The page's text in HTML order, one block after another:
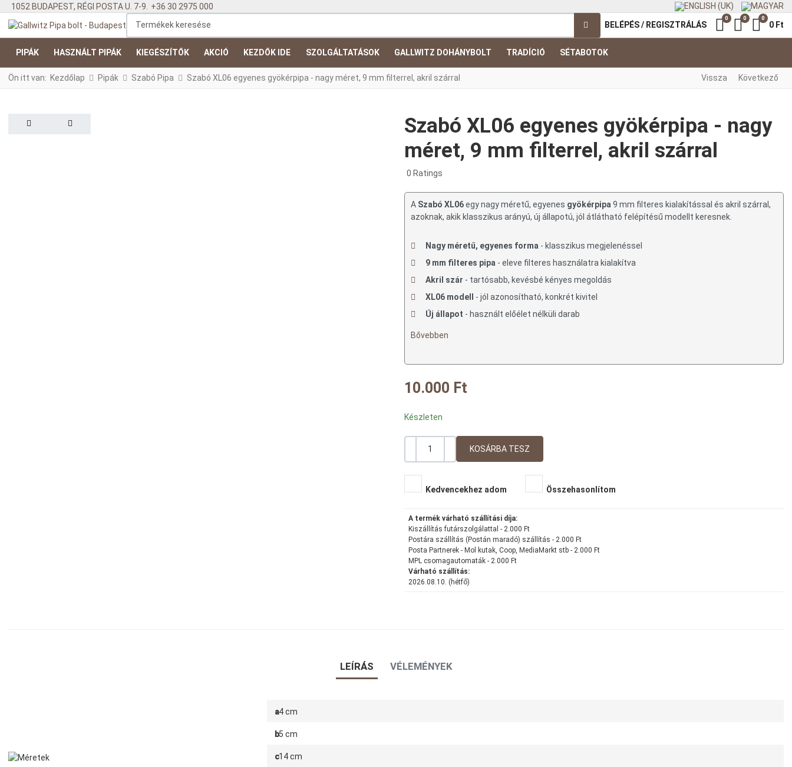
1052 BUDAPEST, RÉGI POSTA U. 7-9.
+36 30 2975 000
BELÉPÉS / REGISZTRÁLÁS Kedvenc
0 0 Kosár
0
0 Ft
PIPÁK HASZNÁLT PIPÁK KIEGÉSZÍTŐK AKCIÓ KEZDŐK IDE SZOLGÁLTATÁSOK GALLWITZ DOHÁNYBOLT TRADÍCIÓ SÉTABOTOK
Ön itt van: Kezdőlap Pipák Szabó Pipa Szabó XL06 egyenes gyökérpipa - nagy méret, 9 mm filterrel, akril szárral Vissza Következő
Szabó XL06 egyenes gyökérpipa - nagy
méret, 9 mm filterrel, akril szárral
0 Ratings
A Szabó XL06egy nagy méretű, egyenes gyökérpipa 9 mm filteres kialakítással és akril szárral,
azoknak, akik klasszikus arányú, új állapotú, jól átlátható felépítésű modellt keresnek.
Nagy méretű, egyenes forma - klasszikus megjelenéssel
9 mm filteres pipa - eleve filteres használatra kialakítva
Akril szár - tartósabb, kevésbé kényes megoldás
XL06 modell
- jól azonosítható, konkrét kivitel
Új állapot - használt előélet nélküli darab
Bővebben
10.000 Ft
Készleten
Mennyiség
Kedvencekhez adom Összehasonlítom
A termék várható szállítási díja:
Kiszállítás futárszolgálattal - 2.000 Ft
Postára szállítás (Postán maradó) szállítás - 2.000 Ft
Posta Partnerek - Mol kutak, Coop, MediaMarkt stb - 2.000 Ft
MPL csomagautomaták - 2.000 Ft
Várható szállítás:
2026.08.10. (hétfő)
LEÍRÁS VÉLEMÉNYEK
a4 cm
b5 cm
c14 cm